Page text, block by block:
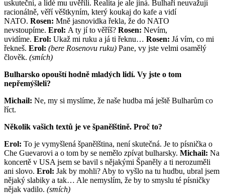
uskuteční, a lidé mu uvěřili. Realita je ale jiná. Bulhaři neuvažují
racionálně, věří věštkyním, který koukaj do kafe a vidí
NATO. Rosen: Mně jasnovidka řekla, že do NATO
nevstoupíme. Erol: A ty jí to věříš? Rosen: Nevím,
uvidíme. Erol: Ukaž mi ruku a já ti řeknu… Rosen: Já vím, co mi
řekneš. Erol: (bere Rosenovu ruku) Pane, vy jste velmi osamělý
člověk. (smích)
Bulharsko opouští hodně mladých lidí. Vy jste o tom
nepřemýšleli?
Michail: Ne, my si myslíme, že naše hudba má ještě Bulharům co
říct.
Několik vašich textů je ve španělštině. Proč to?
Erol: To je vymyšlená španělština, není skutečná. Je to písnička o
Che Guevarovi a o tom by se nemělo zpívat bulharsky. Michail: Na
koncertě v USA jsem se bavil s nějakými Španěly a ti nerozuměli
ani slovo. Erol: Jak by mohli? Aby to vyšlo na tu hudbu, ubral jsem
nějaký slabiky a tak… Ale nemyslím, že by to smyslu té písničky
nějak vadilo. (smích)